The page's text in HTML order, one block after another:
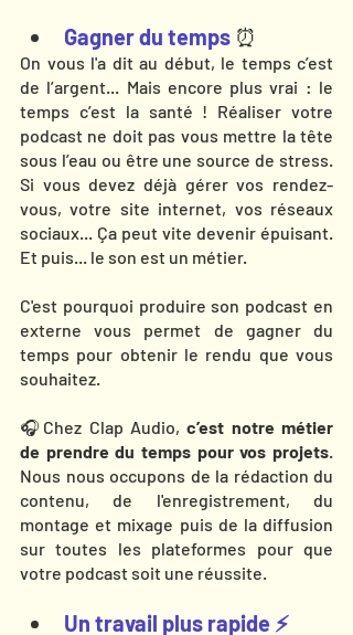
Gagner du temps ⏰
On vous l'a dit au début, le temps c’est
de l’argent... Mais encore plus vrai : le
temps c’est la santé ! Réaliser votre
podcast ne doit pas vous mettre la tête
sous l’eau ou être une source de stress.
Si vous devez déjà gérer vos rendez-
vous, votre site internet, vos réseaux
sociaux... Ça peut vite devenir épuisant.
Et puis... le son est un métier.
C'est pourquoi produire son podcast en
externe vous permet de gagner du
temps pour obtenir le rendu que vous
souhaitez.
🎧Chez Clap Audio, c’est notre métier
de prendre du temps pour vos projets
Nous nous occupons de la rédaction du
contenu, de l'enregistrement, du
montage et mixage puis de la diffusion
sur toutes les plateformes pour que
votre podcast soit une réussite.
Un travail plus rapide ⚡️